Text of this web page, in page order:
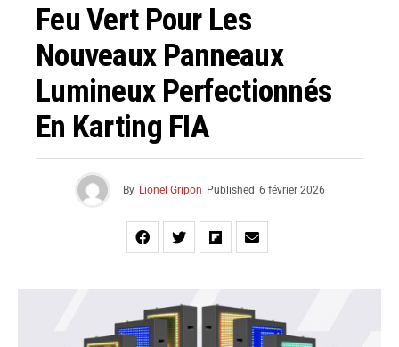
Feu Vert Pour Les
Nouveaux Panneaux
Lumineux Perfectionnés
En Karting FIA
By Lionel Gripon Published 6 février 2026